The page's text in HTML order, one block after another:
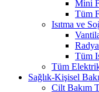
Mini
Tüm
Isıtma ve
Tüm
Tüm
Sağlık-Kişisel
Cilt Bakım